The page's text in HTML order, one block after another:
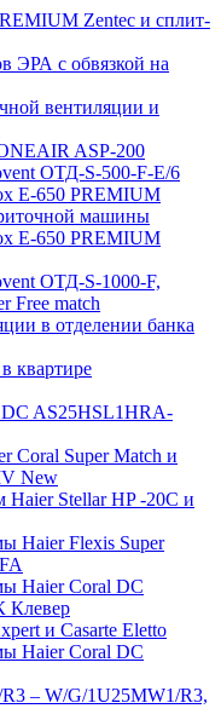
Zentec и сплит-
ЭРА с обвязкой на
вентиляции и
ASP-200
ОТД-S-500-F-E/6
E-650 PREMIUM
машины
E-650 PREMIUM
ОТД-S-1000-F,
Free match
в отделении банка
квартире
DC AS25HSL1HRA-
Coral Super Match и
New
Haier Stellar HP -20С и
Haier Flexis Super
Haier Coral DC
Клевер
и Casarte Eletto
Haier Coral DC
– W/G/1U25MW1/R3,